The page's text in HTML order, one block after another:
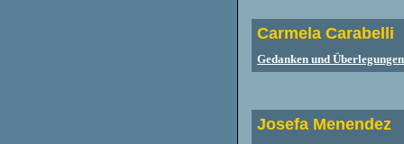
Carmela Carabelli
Gedanken und Überlegungen
Josefa Menendez